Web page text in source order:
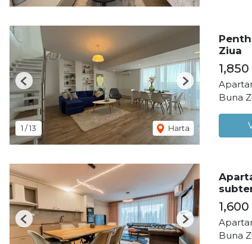
1 /13 Harta
Previous Next
Ziua
Buna
Previous Next
Buna